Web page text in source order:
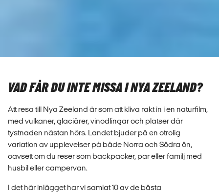
VAD FÅR DU INTE MISSA I NYA ZEELAND?
Att resa till Nya Zeeland är som att kliva rakt in i en naturfilm,
med vulkaner, glaciärer, vinodlingar och platser där
tystnaden nästan hörs. Landet bjuder på en otrolig
variation av upplevelser på både Norra och Södra ön,
oavsett om du reser som backpacker, par eller familj med
husbil eller campervan.
I det här inlägget har vi samlat 10 av de bästa